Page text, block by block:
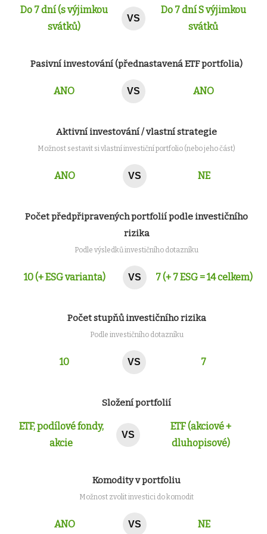
Do 7 dní (s výjimkou
svátků)
VS
Do 7 dní S výjimkou
svátků
Pasivní investování (přednastavená ETF portfolia)
ANO VS ANO
Aktivní investování / vlastní strategie
Možnost sestavit si vlastní investiční portfolio (nebo jeho část)
ANO VS NE
Počet předpřipravených portfolií podle investičního
rizika
Podle výsledků investičního dotazníku
10 (+ ESG varianta) VS 7 (+ 7 ESG = 14 celkem)
Počet stupňů investičního rizika
Podle investičního dotazníku
10 VS 7
Složení portfolií
ETF, podílové fondy,
akcie
VS
ETF (akciové +
dluhopisové)
Komodity v portfoliu
Možnost zvolit investici do komodit
ANO VS NE